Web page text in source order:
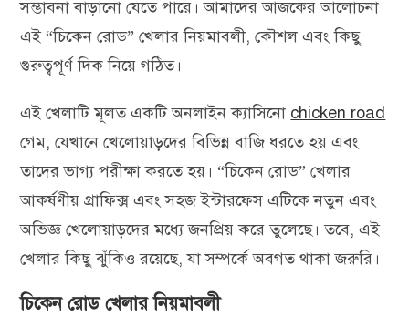
সম্ভাবনা বাড়ানো যেতে পারে। আমাদের আজকের আলোচনা
এই “চিকেন রোড” খেলার নিয়মাবলী, কৌশল এবং কিছু
গুরুত্বপূর্ণ দিক নিয়ে গঠিত।
এই খেলাটি মূলত একটি অনলাইন ক্যাসিনো chicken road
গেম, যেখানে খেলোয়াড়দের বিভিন্ন বাজি ধরতে হয় এবং
তাদের ভাগ্য পরীক্ষা করতে হয়। “চিকেন রোড” খেলার
আকর্ষণীয় গ্রাফিক্স এবং সহজ ইন্টারফেস এটিকে নতুন এবং
অভিজ্ঞ খেলোয়াড়দের মধ্যে জনপ্রিয় করে তুলেছে। তবে, এই
খেলার কিছু ঝুঁকিও রয়েছে, যা সম্পর্কে অবগত থাকা জরুরি।
চিকেন রোড খেলার নিয়মাবলী